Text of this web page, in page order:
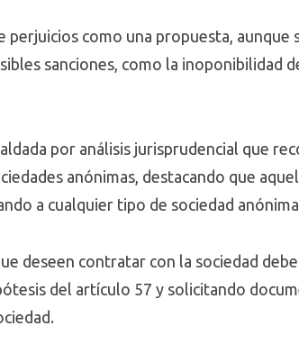
como una propuesta, aunque
sanciones, como la inoponibilidad
por análisis jurisprudencial que
anónimas, destacando que
a cualquier tipo de sociedad
deseen contratar con la sociedad
del artículo 57 y solicitando